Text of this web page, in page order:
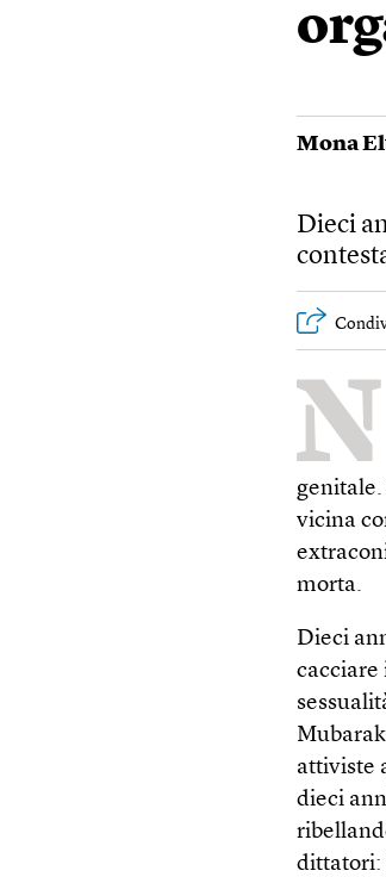
Mona
Dieci
N
vicina
morta.
Dieci
cacciare
attiviste
dieci
dittatori: